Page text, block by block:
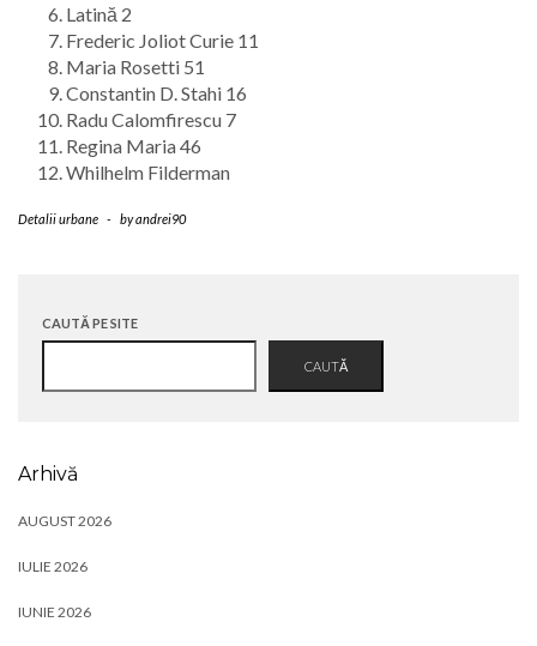
Latină 2
Frederic Joliot Curie 11
Maria Rosetti 51
Constantin D. Stahi 16
Radu Calomfirescu 7
Regina Maria 46
Whilhelm Filderman
Detalii urbane - byandrei90
CAUTĂ PE SITE
CAUTĂ
Arhivă
AUGUST 2026
IULIE 2026
IUNIE 2026